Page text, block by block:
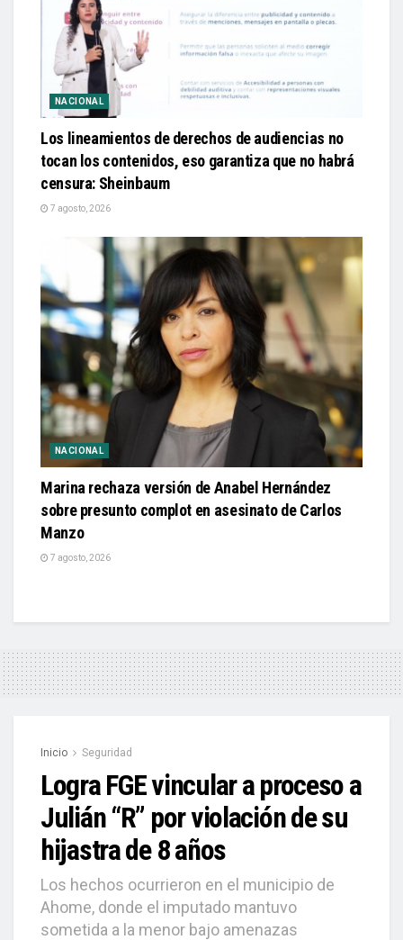
NACIONAL
Los lineamientos de derechos de audiencias no
tocan los contenidos, eso garantiza que no habrá
censura: Sheinbaum
7 agosto, 2026
NACIONAL
Marina rechaza versión de Anabel Hernández
sobre presunto complot en asesinato de Carlos
Manzo
7 agosto, 2026
Inicio Seguridad
Logra FGE vincular a proceso a
Julián “R” por violación de su
hijastra de 8 años
Los hechos ocurrieron en el municipio de
Ahome, donde el imputado mantuvo
sometida a la menor bajo amenazas